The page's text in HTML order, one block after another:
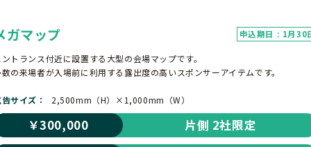
ガマップ 申込期日 : 1月30
トランス付近に設置する大型の会場マップです。
の来場者が入場前に利用する露出度の高いスポンサーアイテムです。
サイズ 2,500mm（H）×1,000mm（W）
￥300,000
片側 2社限定